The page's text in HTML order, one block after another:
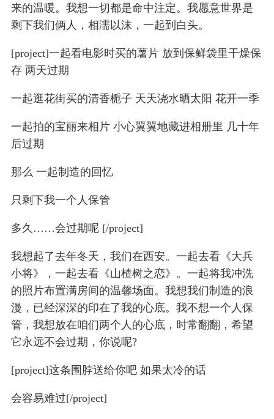
来的温暖。我想一切都是命中注定。我愿意世界是
剩下我们俩人，相濡以沫，一起到白头。
[project]一起看电影时买的薯片 放到保鲜袋里干燥保
存 两天过期
一起逛花街买的清香栀子 天天浇水晒太阳 花开一季
一起拍的宝丽来相片 小心翼翼地藏进相册里 几十年
后过期
那么 一起制造的回忆
只剩下我一个人保管
多久……会过期呢 [/project]
我想起了去年冬天，我们在西安。一起去看《大兵
小将》，一起去看《山楂树之恋》。一起将我冲洗
的照片布置满房间的温馨场面。我想我们制造的浪
漫，已经深深的印在了我的心底。我不想一个人保
管，我想放在咱们两个人的心底，时常翻翻，希望
它永远不会过期，你说呢?
[project]这条围脖送给你吧 如果太冷的话
会容易难过[/project]